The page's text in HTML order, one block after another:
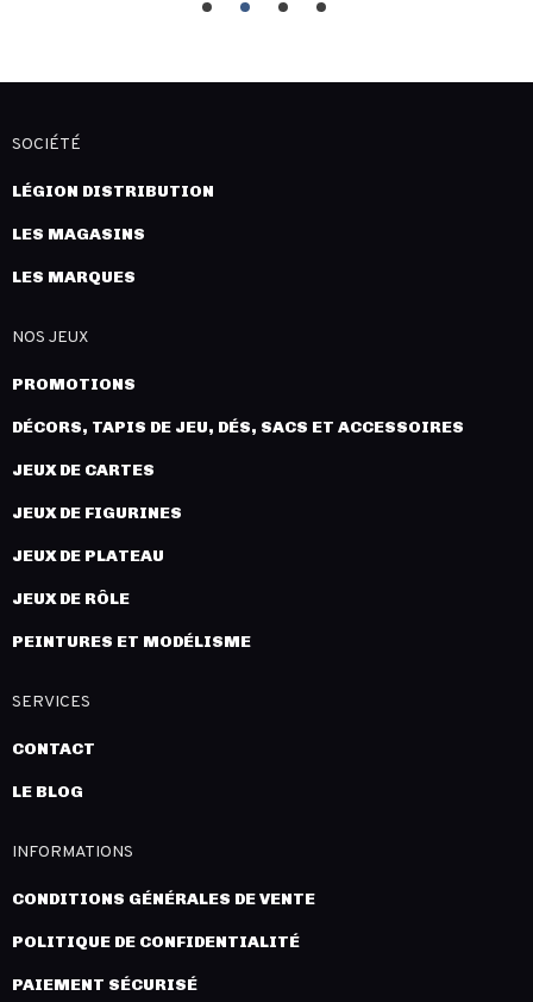
SOCIÉTÉ
LÉGION DISTRIBUTION
LES MAGASINS
LES MARQUES
NOS JEUX
PROMOTIONS
DÉCORS, TAPIS DE JEU, DÉS, SACS ET ACCESSOIRES
JEUX DE CARTES
JEUX DE FIGURINES
JEUX DE PLATEAU
JEUX DE RÔLE
PEINTURES ET MODÉLISME
SERVICES
CONTACT
LE BLOG
INFORMATIONS
CONDITIONS GÉNÉRALES DE VENTE
POLITIQUE DE CONFIDENTIALITÉ
PAIEMENT SÉCURISÉ